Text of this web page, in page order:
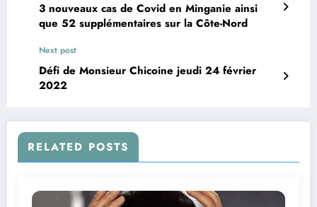
3 nouveaux cas de Covid en Minganie ainsi
que 52 supplémentaires sur la Côte-Nord
Next post
Défi de Monsieur Chicoine jeudi 24 février
2022
RELATED POSTS